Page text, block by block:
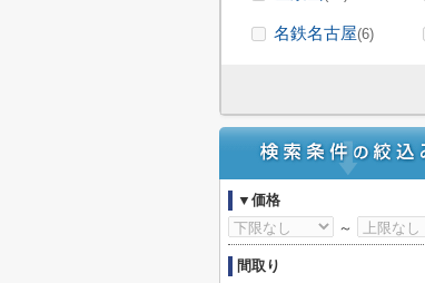
名鉄名古屋(6)
▼価格
～
間取り